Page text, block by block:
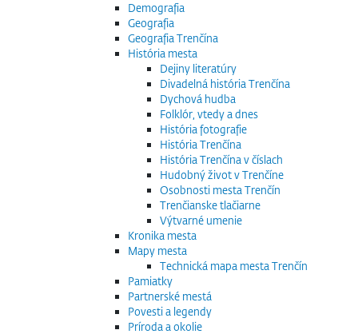
Demografia
Geografia
Geografia Trenčína
História mesta
Dejiny literatúry
Divadelná história Trenčína
Dychová hudba
Folklór, vtedy a dnes
História fotografie
História Trenčína
História Trenčína v číslach
Hudobný život v Trenčíne
Osobnosti mesta Trenčín
Trenčianske tlačiarne
Výtvarné umenie
Kronika mesta
Mapy mesta
Technická mapa mesta Trenčín
Pamiatky
Partnerské mestá
Povesti a legendy
Príroda a okolie